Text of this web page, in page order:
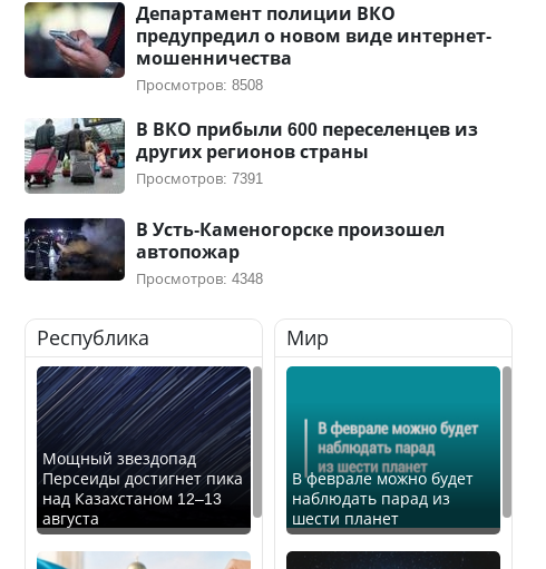
Департамент полиции ВКО
предупредил о новом виде интернет-
мошенничества
Просмотров: 8508
В ВКО прибыли 600 переселенцев из
других регионов страны
Просмотров: 7391
В Усть-Каменогорске произошел
автопожар
Просмотров: 4348
Республика
Мощный звездопад
Персеиды достигнет пика
над Казахстаном 12–13
августа
Мир
В феврале можно будет
наблюдать парад из
шести планет